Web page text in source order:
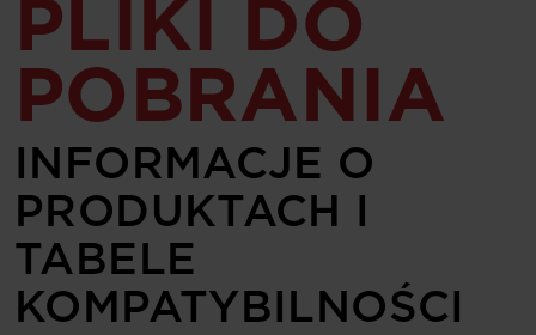
PLIKI DO
POBRANIA
INFORMACJE O
PRODUKTACH I
TABELE
KOMPATYBILNOŚCI